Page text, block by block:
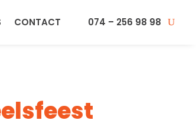
CONTACT 074 – 256 98 98